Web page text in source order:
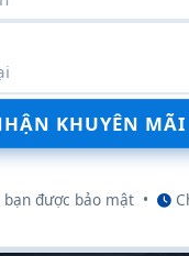
được bảo mật •
RTX A400 4GB: Sức